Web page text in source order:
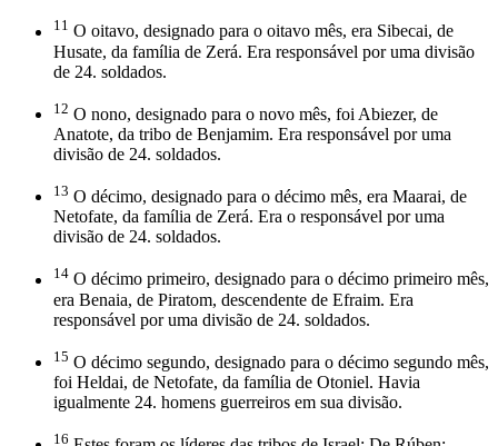
11 O oitavo, designado para o oitavo mês, era Sibecai, de
Husate, da família de Zerá. Era responsável por uma divisão
de 24. soldados.
12 O nono, designado para o novo mês, foi Abiezer, de
Anatote, da tribo de Benjamim. Era responsável por uma
divisão de 24. soldados.
13 O décimo, designado para o décimo mês, era Maarai, de
Netofate, da família de Zerá. Era o responsável por uma
divisão de 24. soldados.
14 O décimo primeiro, designado para o décimo primeiro mês,
era Benaia, de Piratom, descendente de Efraim. Era
responsável por uma divisão de 24. soldados.
15 O décimo segundo, designado para o décimo segundo mês,
foi Heldai, de Netofate, da família de Otoniel. Havia
igualmente 24. homens guerreiros em sua divisão.
16